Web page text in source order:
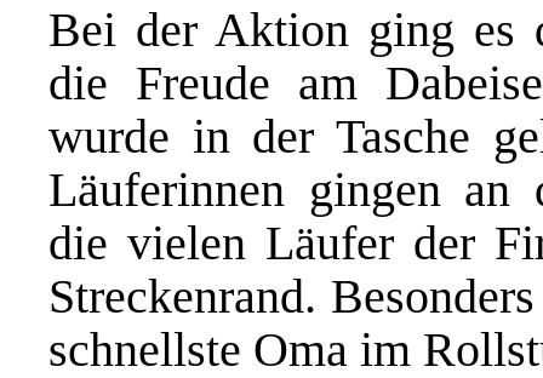
Bei der Aktion ging es
die Freude am
wurde in der Tasche
Läuferinnen gingen an
die vielen Läufer der
Streckenrand.
schnellste Oma im